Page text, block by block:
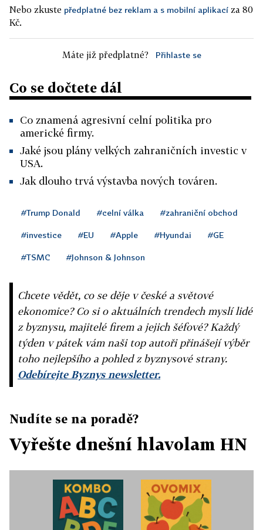
Nebo zkuste předplatné bez reklam a s mobilní aplikací za 80
Kč.
Máte již předplatné? Přihlaste se
Co se dočtete dál
Co znamená agresivní celní politika pro
americké firmy.
Jaké jsou plány velkých zahraničních investic v
USA.
Jak dlouho trvá výstavba nových továren.
#Trump Donald #celní válka #zahraniční obchod
#investice #EU #Apple #Hyundai #GE
#TSMC #Johnson & Johnson
Chcete vědět, co se děje v české a světové
ekonomice? Co si o aktuálních trendech myslí lidé
z byznysu, majitelé firem a jejich šéfové? Každý
týden v pátek vám naši top autoři přinášejí výběr
toho nejlepšího a pohled z byznysové strany.
Odebírejte Byznys newsletter.
Nudíte se na poradě?
Vyřešte dnešní hlavolam HN